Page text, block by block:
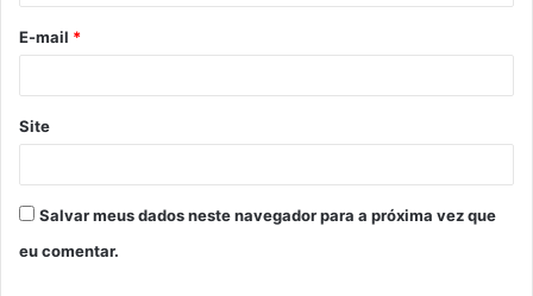
*
E-mail *
Site
Salvar meus dados neste navegador para a próxima vez que
eu comentar.